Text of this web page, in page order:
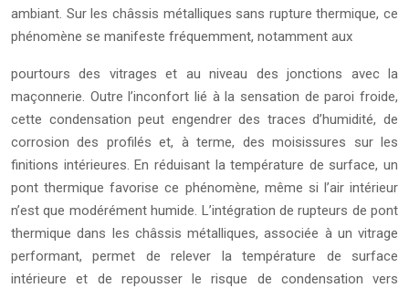
ambiant. Sur les châssis métalliques sans rupture thermique, ce
phénomène se manifeste fréquemment, notamment aux
pourtours des vitrages et au niveau des jonctions avec la
maçonnerie. Outre l’inconfort lié à la sensation de paroi froide,
cette condensation peut engendrer des traces d’humidité, de
corrosion des profilés et, à terme, des moisissures sur les
finitions intérieures. En réduisant la température de surface, un
pont thermique favorise ce phénomène, même si l’air intérieur
n’est que modérément humide. L’intégration de rupteurs de pont
thermique dans les châssis métalliques, associée à un vitrage
performant, permet de relever la température de surface
intérieure et de repousser le risque de condensation vers